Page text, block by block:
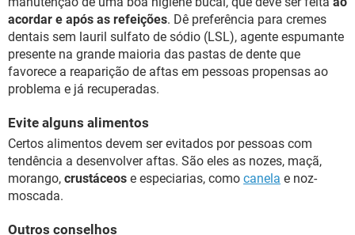
acordar e após as refeições. Dê preferência para cremes
dentais sem lauril sulfato de sódio (LSL), agente espumante
presente na grande maioria das pastas de dente que
favorece a reaparição de aftas em pessoas propensas ao
problema e já recuperadas.
Evite alguns alimentos
Certos alimentos devem ser evitados por pessoas com
tendência a desenvolver aftas. São eles as nozes, maçã,
morango, crustáceos e especiarias, como canela e noz-
moscada.
Outros conselhos